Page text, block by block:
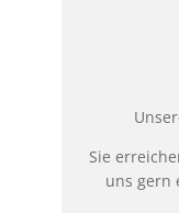
Sie
uns gern